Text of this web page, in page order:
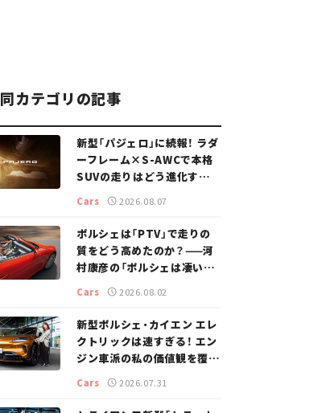
同カテゴリの記事
新型「パジェロ」に続報！ ラダ
ーフレーム×S-AWCで本格
SUVの走りはどう進化する？
【新車ニュース】
Cars 2026.08.07
ポルシェは「PTV」で走りの
質をどう高めたのか？——河
村康彦の「ポルシェは凄い！」
Cars 2026.08.02
新型ポルシェ・カイエン エレ
クトリックは速すぎる！ エン
ジン車派の私の価値観を覆し
た、新しいポルシェの走り。
Cars 2026.07.31